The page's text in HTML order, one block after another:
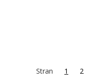
Stran 1 2